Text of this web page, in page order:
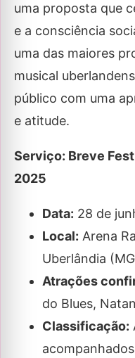
uma proposta que
e a consciência
uma das maiores
musical
público com uma
e atitude.
Serviço: Breve
2025
Data: 28 de
Local: Arena
Uberlândia
Atrações
do Blues,
Classificação: